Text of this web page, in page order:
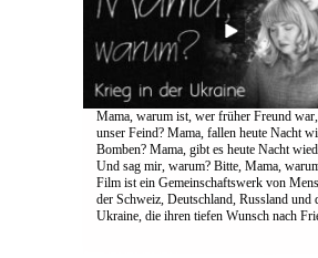
Mama, warum ist, wer früher Freund
unser Feind? Mama, fallen heute Nacht
Bomben? Mama, gibt es heute Nacht
Und sag mir, warum? Bitte, Mama,
Film ist ein Gemeinschaftswerk von
der Schweiz, Deutschland, Russland und
Ukraine, die ihren tiefen Wunsch nach